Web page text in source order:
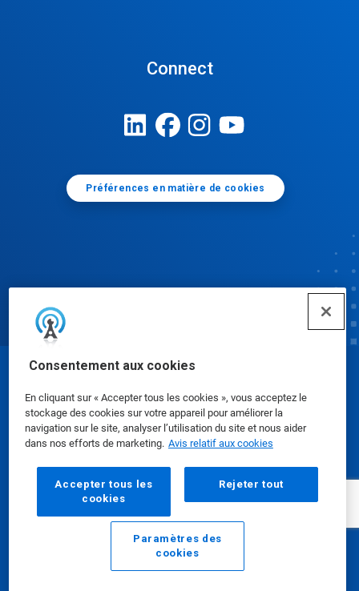
Consentement aux cookies
En cliquant sur « Accepter tous les cookies », vous acceptez le
stockage des cookies sur votre appareil pour améliorer la
navigation sur le site, analyser l’utilisation du site et nous aider
dans nos efforts de marketing. Avis relatif aux cookies
Accepter tous les
cookies
Rejeter tout
Paramètres des
cookies
Connect
Préférences en matière de cookies
Courriel Appeler
Fiches signalétiques|Politique de confidentialité
Modalités d'utilisation